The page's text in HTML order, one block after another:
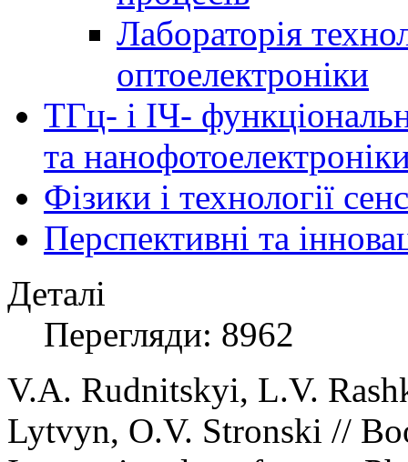
Лабораторія
оптоелектроніки
ТГц- і ІЧ-
та
Фізики і технології
Перспективні та
Деталі
Перегляди: 8962
V.A. Rudnitskyi, L.V.
Lytvyn, O.V. Stronski //